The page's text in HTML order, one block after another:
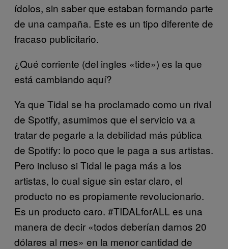
ídolos, sin saber que estaban formando parte
de una campaña. Este es un tipo diferente de
fracaso publicitario.
¿Qué corriente (del ingles «tide») es la que
está cambiando aquí?
Ya que Tidal se ha proclamado como un rival
de Spotify, asumimos que el servicio va a
tratar de pegarle a la debilidad más pública
de Spotify: lo poco que le paga a sus artistas.
Pero incluso si Tidal le paga más a los
artistas, lo cual sigue sin estar claro, el
producto no es propiamente revolucionario.
Es un producto caro. #TIDALforALL es una
manera de decir «todos deberían darnos 20
dólares al mes» en la menor cantidad de